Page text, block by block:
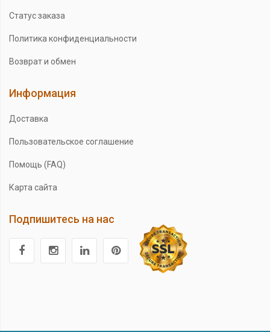
Статус заказа
Политика конфиденциальности
Возврат и обмен
Информация
Доставка
Пользовательское соглашение
Помощь (FAQ)
Карта сайта
Подпишитесь на нас